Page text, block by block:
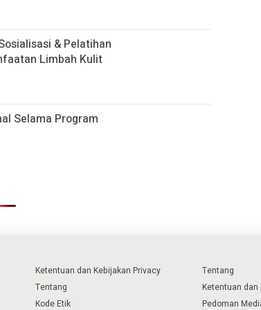
& Pelatihan
Limbah Kulit
Selama Program
Ketentuan dan Kebijakan Privacy
Tentang
Kode Etik
Tentang
Ketentuan dan
Pedoman